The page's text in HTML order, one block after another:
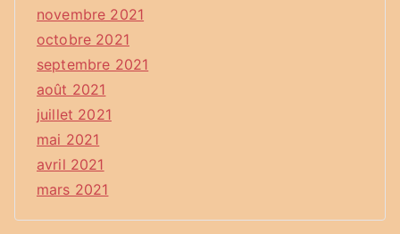
novembre 2021
octobre 2021
septembre 2021
août 2021
juillet 2021
mai 2021
avril 2021
mars 2021